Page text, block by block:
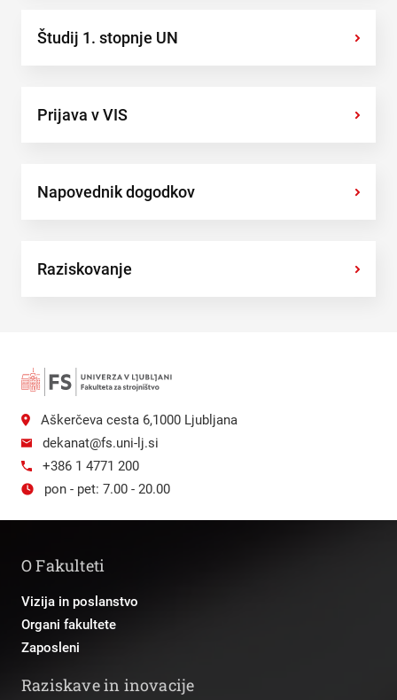
Študij 1. stopnje UN ›
Prijava v VIS ›
Napovednik dogodkov ›
Raziskovanje ›
Aškerčeva cesta 6,1000 Ljubljana
dekanat@fs.uni-lj.si
+386 1 4771 200
pon - pet: 7.00 - 20.00
O Fakulteti
Vizija in poslanstvo
Organi fakultete
Zaposleni
Raziskave in inovacije